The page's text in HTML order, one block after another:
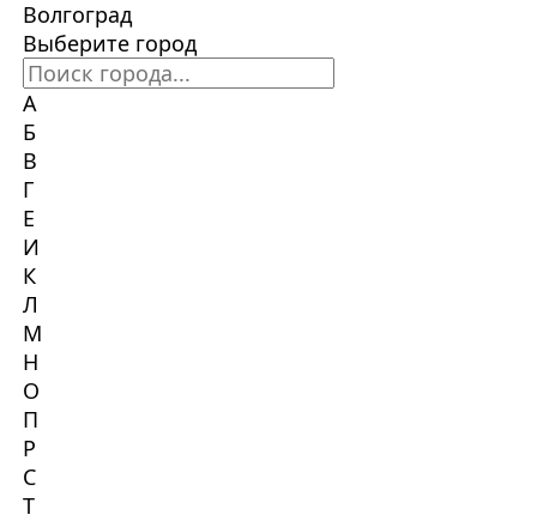
Волгоград
Выберите город
А
Б
В
Г
Е
И
К
Л
М
Н
О
П
Р
С
Т